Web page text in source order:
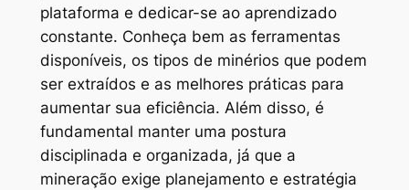
plataforma e dedicar-se ao aprendizado
constante. Conheça bem as ferramentas
disponíveis, os tipos de minérios que podem
ser extraídos e as melhores práticas para
aumentar sua eficiência. Além disso, é
fundamental manter uma postura
disciplinada e organizada, já que a
mineração exige planejamento e estratégia